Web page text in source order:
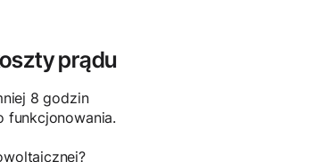
prądu
8 godzin
funkcjonowania.